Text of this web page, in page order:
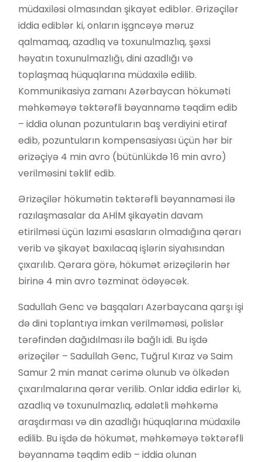
müdaxiləsi olmasından şikayət ediblər. Ərizəçilər
iddia ediblər ki, onların işgncəyə məruz
qalmamaq, azadlıq və toxunulmazlıq, şəxsi
həyatın toxunulmazlığı, dini azadlığı və
toplaşmaq hüquqlarına müdaxilə edilib.
Kommunikasiya zamanı Azərbaycan hökuməti
məhkəməyə təktərəfli bəyannamə təqdim edib
– iddia olunan pozuntuların baş verdiyini etiraf
edib, pozuntuların kompensasiyası üçün hər bir
ərizəçiyə 4 min avro (bütünlükdə 16 min avro)
verilməsini təklif edib.
Ərizəçilər hökumətin təktərəfli bəyannaməsi ilə
razılaşmasalar da AHİM şikayətin davam
etirilməsi üçün lazımi əsasların olmadığına qərarı
verib və şikayət baxılacaq işlərin siyahısından
çıxarılıb. Qərara görə, hökumət ərizəçilərin hər
birinə 4 min avro təzminat ödəyəcək.
Sadullah Genc və başqaları Azərbaycana qarşı işi
də dini toplantıya imkan verilməməsi, polislər
tərəfindən dağıdılması ilə bağlı idi. Bu işdə
ərizəçilər – Sadullah Genc, Tuğrul Kıraz və Saim
Samur 2 min manat cərimə olunub və ölkədən
çıxarılmalarına qərar verilib. Onlar iddia edirlər ki,
azadlıq və toxunulmazlıq, ədalətli məhkəmə
araşdırması və din azadlığı hüquqlarına müdaxilə
edilib. Bu işdə də hökumət, məhkəməyə təktərəfli
bəyannamə təqdim edib – iddia olunan